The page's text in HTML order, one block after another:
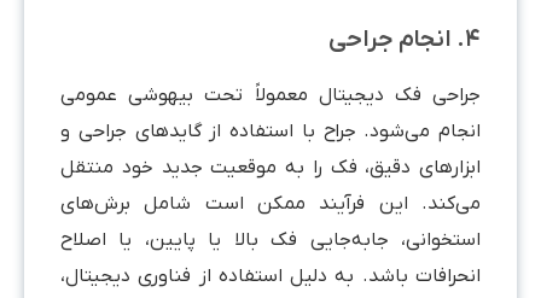
فک دیجیتال معمولاً تحت بیهوشی عمومی
می‌شود. جراح با استفاده از گایدهای جراحی و
دقیق، فک را به موقعیت جدید خود منتقل
این فرآیند ممکن است شامل برش‌های
جابه‌جایی فک بالا یا پایین، یا اصلاح
باشد. به دلیل استفاده از فناوری دیجیتال،